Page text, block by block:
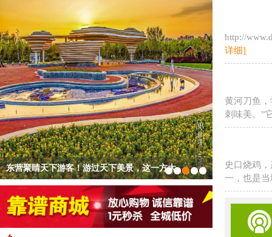
黄河从这里入海-中国·东营
让黄河口湿地绽放生态之美
东营聚睛天下游客！游过天下美景，这一方大
醉美黄河口湿地
东营，谱一曲湿地与城市的依依恋歌
http://
详细]
黄河刀鱼
刺味美。”
史口烧鸡
一，也是